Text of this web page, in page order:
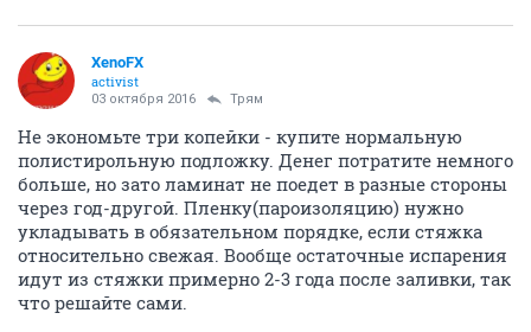
XenoFX
activist
03 октября 2016 Трям
Не экономьте три копейки - купите нормальную
полистирольную подложку. Денег потратите немного
больше, но зато ламинат не поедет в разные стороны
через год-другой. Пленку(пароизоляцию) нужно
укладывать в обязательном порядке, если стяжка
относительно свежая. Вообще остаточные испарения
идут из стяжки примерно 2-3 года после заливки, так
что решайте сами.